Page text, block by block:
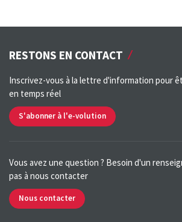
RESTONS EN CONTACT
Inscrivez-vous à la lettre d'information pour
en temps réel
S'abonner à l'e-volution
Vous avez une question ? Besoin d'un
pas à nous contacter
Nous contacter